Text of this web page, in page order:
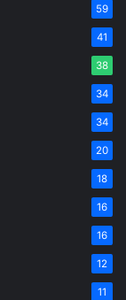
59
41
38
34
34
20
18
16
16
12
11